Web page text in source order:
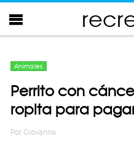
Animales
Perrito con
ropita para
Por Giovanna